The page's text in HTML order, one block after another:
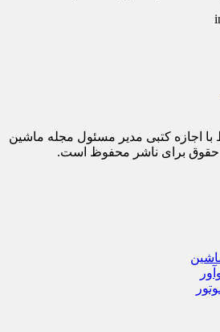
اجازه کتبی مدیر مسئول مجله ماشین
حقوق برای ناشر محفوظ است.